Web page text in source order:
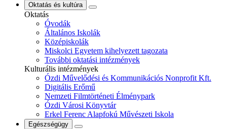
Oktatás és kultúra
Oktatás
Óvodák
Általános Iskolák
Középiskolák
Miskolci Egyetem kihelyezett tagozata
További oktatási intézmények
Kulturális intézmények
Ózdi Művelődési és Kommunikációs Nonprofit Kft.
Digitális Erőmű
Nemzeti Filmtörténeti Élménypark
Ózdi Városi Könyvtár
Erkel Ferenc Alapfokú Művészeti Iskola
Egészségügy